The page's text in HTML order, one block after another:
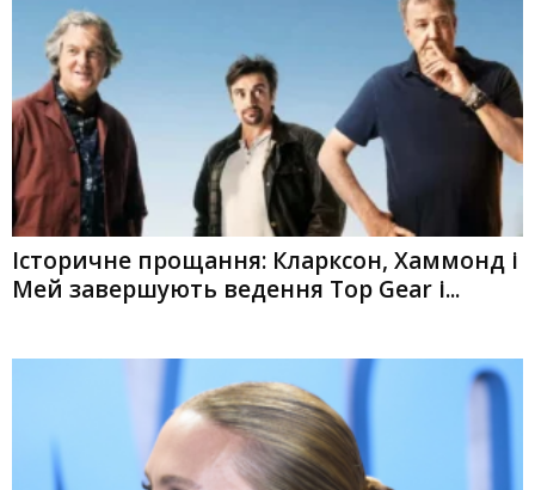
Історичне прощання: Кларксон, Хаммонд і
Мей завершують ведення Top Gear і...